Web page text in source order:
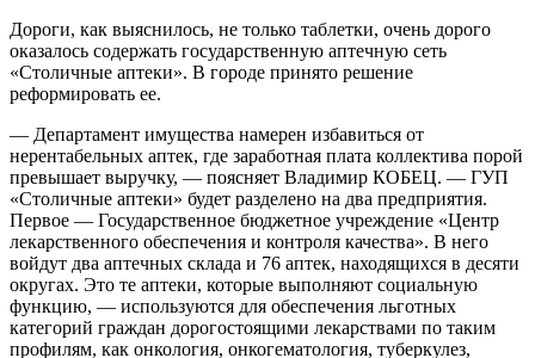
Дороги, как выяснилось, не только таблетки, очень дорого
оказалось содержать государственную аптечную сеть
«Столичные аптеки». В городе принято решение
реформировать ее.
— Департамент имущества намерен избавиться от
нерентабельных аптек, где заработная плата коллектива порой
превышает выручку, — поясняет Владимир КОБЕЦ. — ГУП
«Столичные аптеки» будет разделено на два предприятия.
Первое — Государственное бюджетное учреждение «Центр
лекарственного обеспечения и контроля качества». В него
войдут два аптечных склада и 76 аптек, находящихся в десяти
округах. Это те аптеки, которые выполняют социальную
функцию, — используются для обеспечения льготных
категорий граждан дорогостоящими лекарствами по таким
профилям, как онкология, онкогематология, туберкулез,